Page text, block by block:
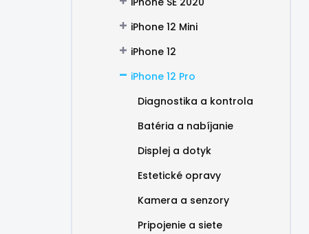
iPhone 12 Mini
iPhone 12
iPhone 12 Pro
Diagnostika a kontrola
Batéria a nabíjanie
Displej a dotyk
Estetické opravy
Kamera a senzory
Pripojenie a siete